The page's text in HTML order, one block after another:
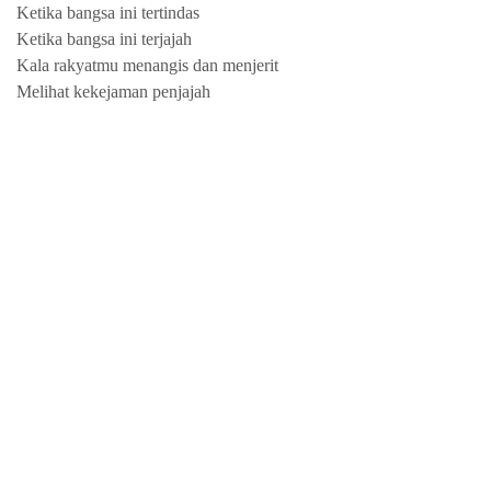
Ketika bangsa ini tertindas
Ketika bangsa ini terjajah
Kala rakyatmu menangis dan menjerit
Melihat kekejaman penjajah